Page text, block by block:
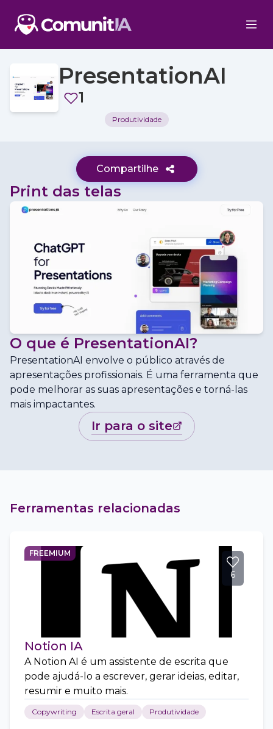
PresentationAI
1
Produtividade
Compartilhe
Print das telas
O que é PresentationAI?
PresentationAI envolve o público através de
apresentações profissionais. É uma ferramenta que
pode melhorar as suas apresentações e torná-las
mais impactantes.
ir para o site
Ferramentas relacionadas
FREEMIUM
6
Notion IA
A Notion AI é um assistente de escrita que
pode ajudá-lo a escrever, gerar ideias, editar,
resumir e muito mais.
Copywriting Escrita geral Produtividade